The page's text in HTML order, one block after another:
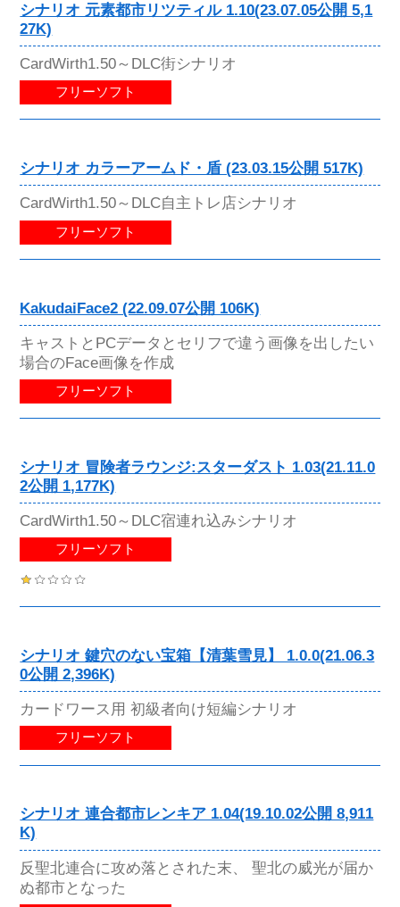
シナリオ 元素都市リツティル 1.10(23.07.05公開 5,1
27K)
CardWirth1.50～DLC街シナリオ
フリーソフト
シナリオ カラーアームド・盾 (23.03.15公開 517K)
CardWirth1.50～DLC自主トレ店シナリオ
フリーソフト
KakudaiFace2 (22.09.07公開 106K)
キャストとPCデータとセリフで違う画像を出したい
場合のFace画像を作成
フリーソフト
シナリオ 冒険者ラウンジ:スターダスト 1.03(21.11.0
2公開 1,177K)
CardWirth1.50～DLC宿連れ込みシナリオ
フリーソフト
シナリオ 鍵穴のない宝箱【清葉雪見】 1.0.0(21.06.3
0公開 2,396K)
カードワース用 初級者向け短編シナリオ
フリーソフト
シナリオ 連合都市レンキア 1.04(19.10.02公開 8,911
K)
反聖北連合に攻め落とされた末、 聖北の威光が届か
ぬ都市となった